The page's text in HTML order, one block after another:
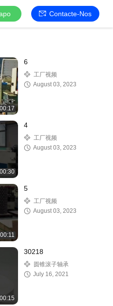
Contacte-Nos
00:17
6
工厂视频
August 03, 2023
00:30
4
工厂视频
August 03, 2023
00:11
5
工厂视频
August 03, 2023
00:15
30218
圆锥滚子轴承
July 16, 2021